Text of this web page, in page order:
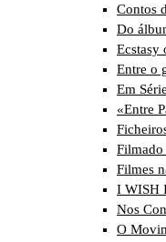
Contos
Do
Ecstasy
Entre o
Em Série
«Entre
Filmado
Filmes
I WISH
Nos
O